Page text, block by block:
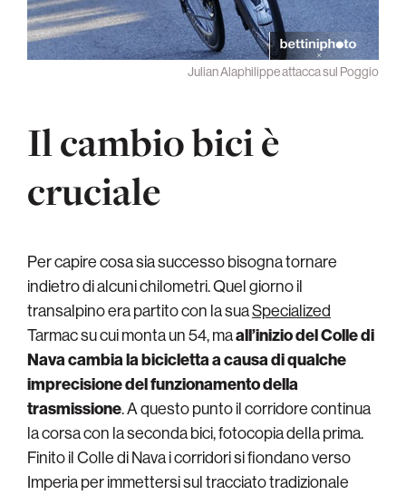
Julian Alaphilippe attacca sul Poggio
Il cambio bici è
cruciale
Per capire cosa sia successo bisogna tornare
indietro di alcuni chilometri. Quel giorno il
transalpino era partito con la suaSpecialized
Tarmac su cui monta un 54, maall’inizio del Colle di
Nava cambia la bicicletta a causa di qualche
imprecisione del funzionamento della
trasmissione. A questo punto il corridore continua
la corsa con la seconda bici, fotocopia della prima.
Finito il Colle di Nava i corridori si fiondano verso
Imperia per immettersi sul tracciato tradizionale